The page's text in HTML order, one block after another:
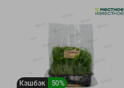
Кэшбэк
50%